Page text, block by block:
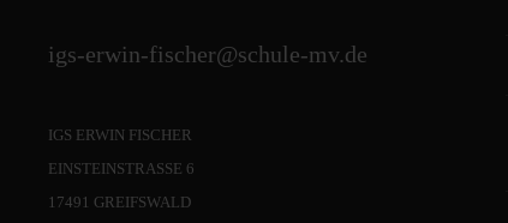
igs-erwin-fischer@schule-mv.de
IGS ERWIN FISCHER
EINSTEINSTRASSE 6
17491 GREIFSWALD